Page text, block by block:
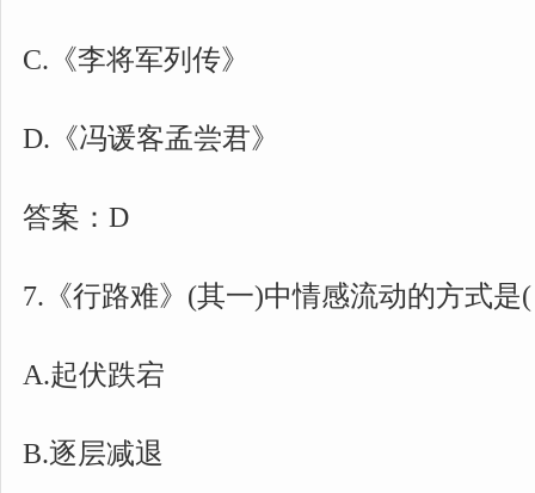
C.《李将军列传》
D.《冯谖客孟尝君》
答案：D
7.《行路难》(其一)中情感流动的方式是
A.起伏跌宕
B.逐层减退